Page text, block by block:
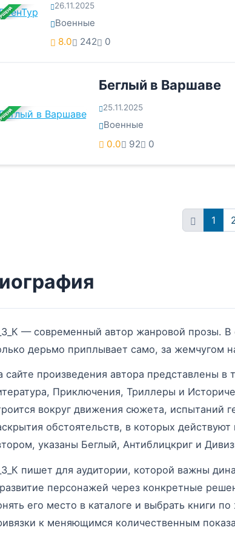
26.11.2025
Военные
8.0
242 0
Беглый в Варшаве
25.11.2025
Военные
0.0
92 0
1
— современный автор жанровой прозы. В
дерьмо приплывает само, за жемчугом
сайте произведения автора представлены в
Приключения, Триллеры и
вокруг движения сюжета, испытаний
обстоятельств, в которых
указаны Беглый, Антиблицкриг и
пишет для аудитории, которой важны
персонажей через конкретные
его место в каталоге и выбрать книги
к меняющимся количественным